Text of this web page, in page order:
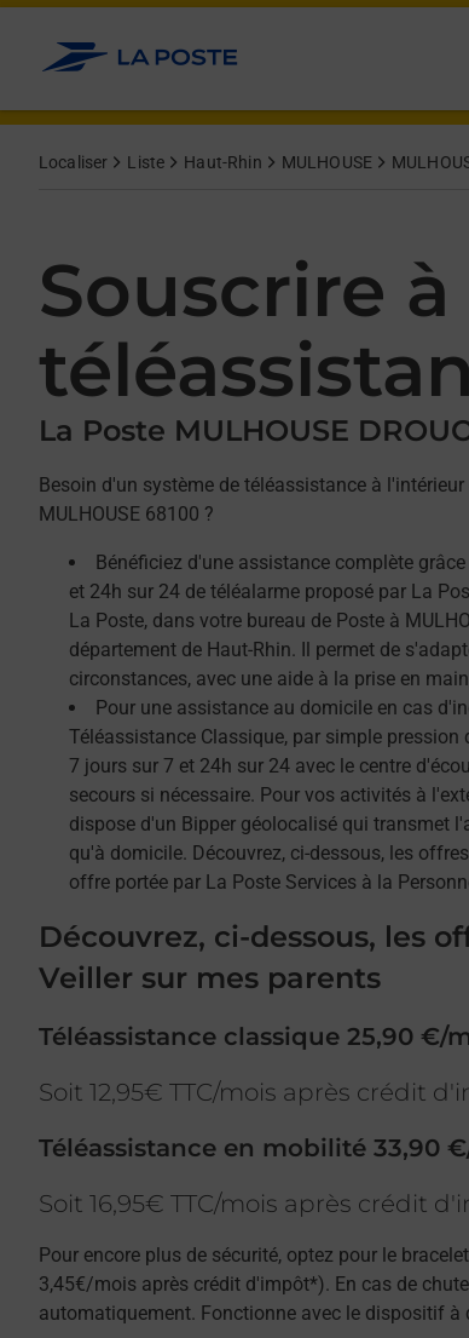
Allez au contenu
Localiser Liste Haut-Rhin MULHOUSE
Souscrire à
La Poste MULHOUSE
Besoin d'un système de téléassistance à
MULHOUSE 68100 ?
Bénéficiez d'une assistance complète
et 24h sur 24 de téléalarme proposé par La
La Poste, dans votre bureau de Poste à
département de Haut-Rhin. Il permet de
circonstances, avec une aide à la prise en
Pour une assistance au domicile en cas
Téléassistance Classique, par simple
7 jours sur 7 et 24h sur 24 avec le centre
secours si nécessaire. Pour vos activités à
dispose d'un Bipper géolocalisé qui transmet
qu'à domicile. Découvrez, ci-dessous, les
offre portée par La Poste Services à la
Découvrez, ci-dessous, les
Veiller sur mes parents
Téléassistance classique 25,90 €/
Soit 12,95€ TTC/mois après crédit
Téléassistance en mobilité 33,90
Soit 16,95€ TTC/mois après crédit
Pour encore plus de sécurité, optez pour le
3,45€/mois après crédit d'impôt*). En cas de
automatiquement. Fonctionne avec le dispositif à
Afficher ou masquer la réponse
Afficher ou masquer la réponse
Afficher ou masquer la réponse